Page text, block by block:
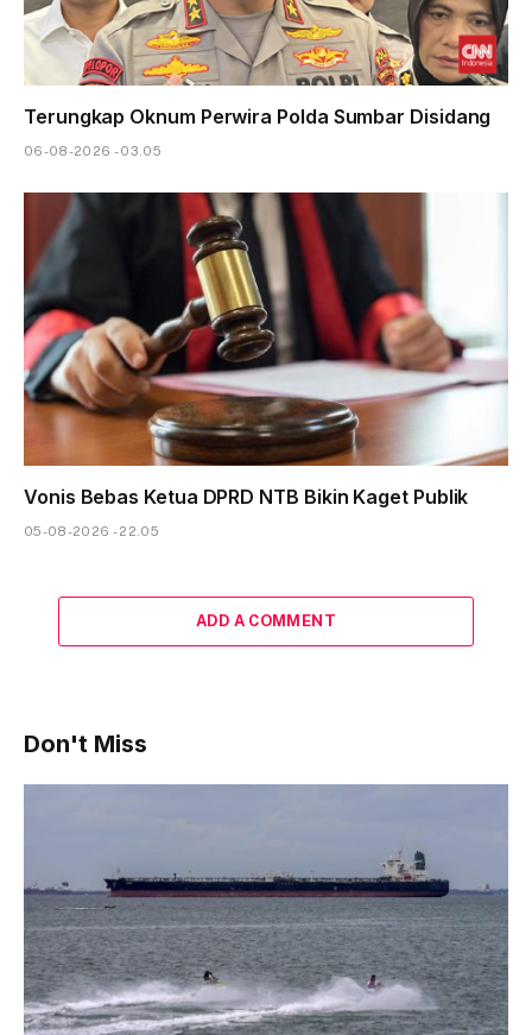
Terungkap Oknum Perwira Polda Sumbar Disidang
06-08-2026 - 03.05
Vonis Bebas Ketua DPRD NTB Bikin Kaget Publik
05-08-2026 - 22.05
ADD A COMMENT
Don't Miss